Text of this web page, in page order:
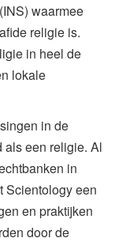
waarmee
religie is.
in heel de
lokale
in de
als een religie. Al
in
Scientology een
en praktijken
door de